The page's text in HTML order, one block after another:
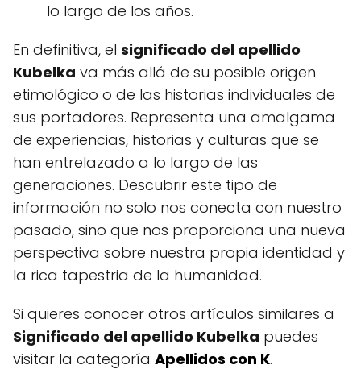
lo largo de los años.
En definitiva, el significado del apellido
Kubelka va más allá de su posible origen
etimológico o de las historias individuales de
sus portadores. Representa una amalgama
de experiencias, historias y culturas que se
han entrelazado a lo largo de las
generaciones. Descubrir este tipo de
información no solo nos conecta con nuestro
pasado, sino que nos proporciona una nueva
perspectiva sobre nuestra propia identidad y
la rica tapestria de la humanidad.
Si quieres conocer otros artículos similares a
Significado del apellido Kubelka puedes
visitar la categoría Apellidos con K.